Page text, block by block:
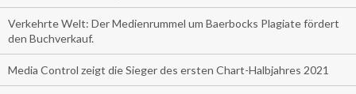
Verkehrte Welt: Der Medienrummel um Baerbocks Plagiate fördert
den Buchverkauf.
Media Control zeigt die Sieger des ersten Chart-Halbjahres 2021